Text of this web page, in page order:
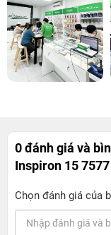
0 đánh giá và
Inspiron 15 7577
Chọn đánh giá của